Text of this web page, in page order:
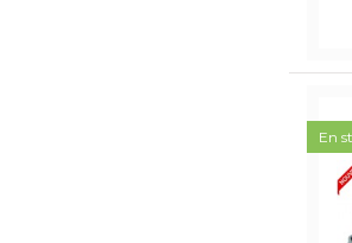
En